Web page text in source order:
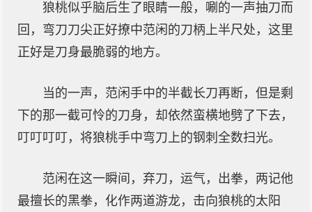
狼桃似乎脑后生了眼睛一般，唰的一声抽刀而
回，弯刀刀尖正好撩中范闲的刀柄上半尺处，这里
正好是刀身最脆弱的地方。
当的一声，范闲手中的半截长刀再断，但是剩
下的那一截可怜的刀身，却依然蛮横地劈了下去，
叮叮叮叮，将狼桃手中弯刀上的钢刺全数扫光。
范闲在这一瞬间，弃刀，运气，出拳，两记他
最擅长的黑拳，化作两道游龙，击向狼桃的太阳